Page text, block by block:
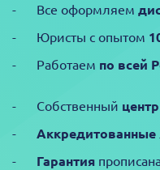
Все оформляем
Юристы с опытом
Работаем по всей
Собственный
Аккредитованные
Гарантия